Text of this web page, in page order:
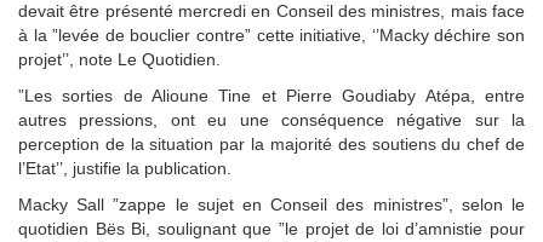
devait être présenté mercredi en Conseil des ministres, mais face
à la ”levée de bouclier contre” cette initiative, ‘’Macky déchire son
projet’’, note Le Quotidien.
”Les sorties de Alioune Tine et Pierre Goudiaby Atépa, entre
autres pressions, ont eu une conséquence négative sur la
perception de la situation par la majorité des soutiens du chef de
l’Etat’’, justifie la publication.
Macky Sall ”zappe le sujet en Conseil des ministres”, selon le
quotidien Bës Bi, soulignant que ”le projet de loi d’amnistie pour